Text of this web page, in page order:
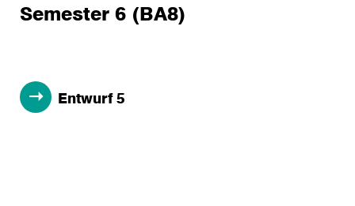
Semester 6 (BA8)
Entwurf 5